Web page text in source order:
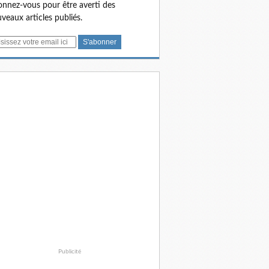
vous pour être averti des
articles publiés.
Publicité